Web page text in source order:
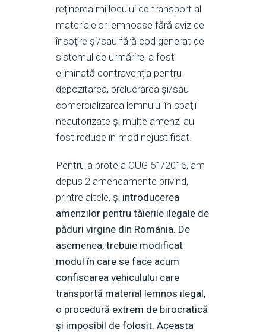
reținerea mijlocului de transport al
materialelor lemnoase fără aviz de
însoțire și/sau fără cod generat de
sistemul de urmărire, a fost
eliminată contravenţia pentru
depozitarea, prelucrarea şi/sau
comercializarea lemnului în spaţii
neautorizate și multe amenzi au
fost reduse în mod nejustificat.
Pentru a proteja OUG 51/2016, am
depus 2 amendamente privind,
printre altele, și introducerea
amenzilor pentru tăierile ilegale de
păduri virgine din România. De
asemenea, trebuie modificat
modul în care se face acum
confiscarea vehiculului care
transportă material lemnos ilegal,
o procedură extrem de birocratică
și imposibil de folosit. Aceasta